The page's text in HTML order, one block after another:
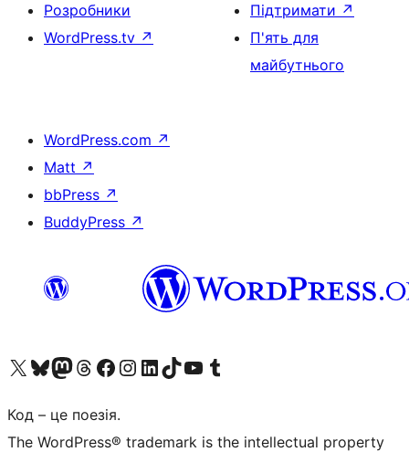
Розробники
WordPress.tv ↗
Підтримати ↗
П'ять для
майбутнього
WordPress.com ↗
Matt ↗
bbPress ↗
BuddyPress ↗
Visit our X (formerly Twitter) account
Visit our Bluesky account
Завітайте до нашої стрічки в Mastodon
Visit our Threads account
Завітайте на нашу сторінку в Facebook
Visit our Instagram account
Visit our LinkedIn account
Visit our TikTok account
Visit our YouTube channel
Visit our Tumblr account
Код – це поезія.
The WordPress® trademark is the intellectual property